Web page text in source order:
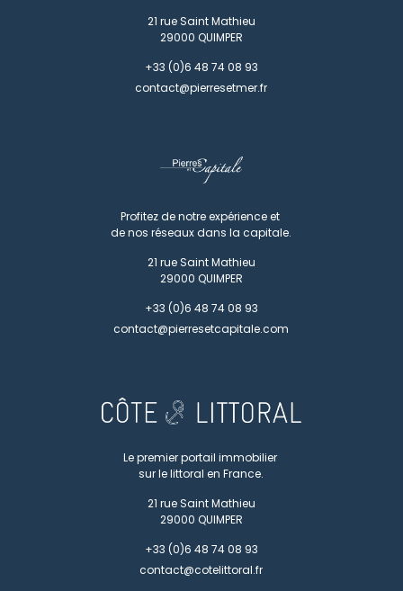
21 rue Saint Mathieu
29000 QUIMPER
+33 (0)6 48 74 08 93
contact@pierresetmer.fr
Profitez de notre expérience et
de nos réseaux dans la capitale.
21 rue Saint Mathieu
29000 QUIMPER
+33 (0)6 48 74 08 93
contact@pierresetcapitale.com
Le premier portail immobilier
sur le littoral en France.
21 rue Saint Mathieu
29000 QUIMPER
+33 (0)6 48 74 08 93
contact@cotelittoral.fr